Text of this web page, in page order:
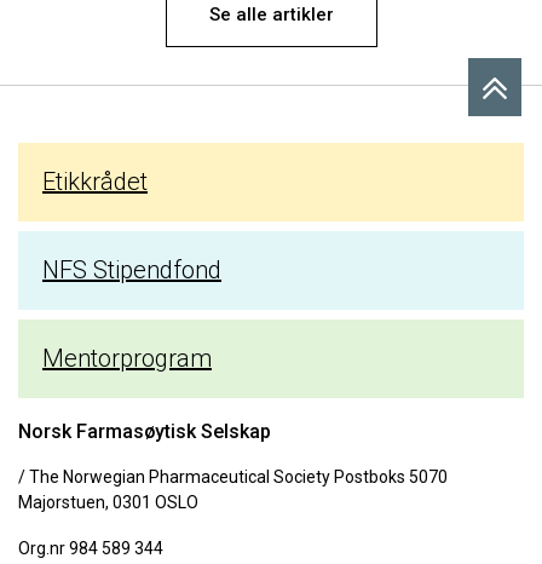
Se alle artikler
Etikkrådet
NFS Stipendfond
Mentorprogram
Norsk Farmasøytisk Selskap
/ The Norwegian Pharmaceutical Society Postboks 5070
Majorstuen, 0301 OSLO
Org.nr 984 589 344